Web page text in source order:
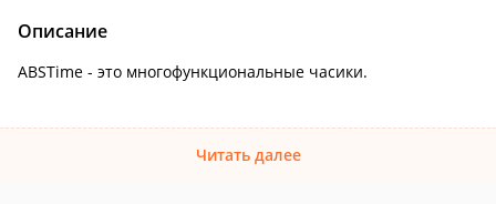
Описание
ABSTime - это многофункциональные часики.
Читать далее